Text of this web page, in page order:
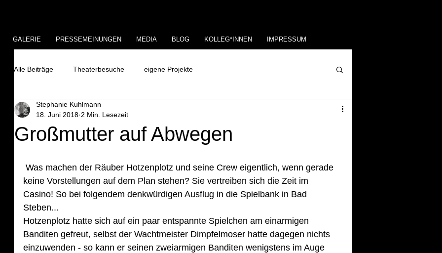
GALERIE PRESSEMEINUNGEN MEDIA BLOG KOLLEG*INNEN IMPRESSUM
Alle Beiträge Theaterbesuche eigene Projekte
Großmutter auf Abwegen
Stephanie Kuhlmann
18. Juni 2018 2 Min. Lesezeit
keine Vorstellungen auf dem Plan stehen? Sie vertreiben sich die Zeit im
Casino! So bei folgendem denkwürdigen Ausflug in die Spielbank in Bad
Steben...
Hotzenplotz hatte sich auf ein paar entspannte Spielchen am einarmigen
Banditen gefreut, selbst der Wachtmeister Dimpfelmoser hatte dagegen nichts
einzuwenden - so kann er seinen zweiarmigen Banditen wenigstens im Auge